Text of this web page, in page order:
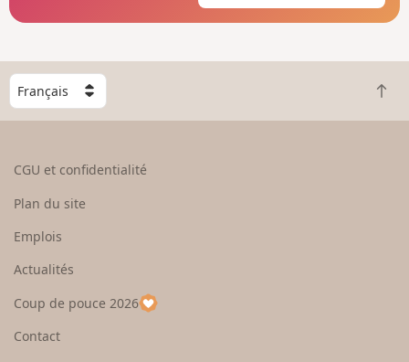
C
h
o
e
u
p
a
R
e
CGU et confidentialité
Plan du site
Emplois
Actualités
Coup de pouce 2026
Contact